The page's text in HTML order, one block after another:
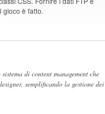
gioco è fatto.
di content management che
semplificando la gestione dei